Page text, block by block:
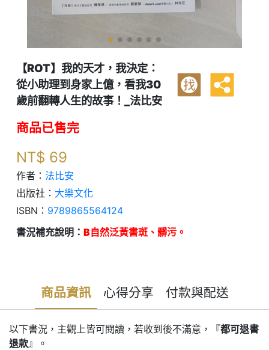
【ROT】我的天才，我決定：
從小助理到身家上億，看我30
歲前翻轉人生的故事！_法比安
找
商品已售完
NT$ 69
作者： 法比安
出版社： 大樂文化
ISBN： 9789865564124
書況補充說明： B自然泛黃書斑、髒污。
商品資訊 心得分享 付款與配送
以下書況，主觀上皆可閱讀，若收到後不滿意，『都可退書
退款』。